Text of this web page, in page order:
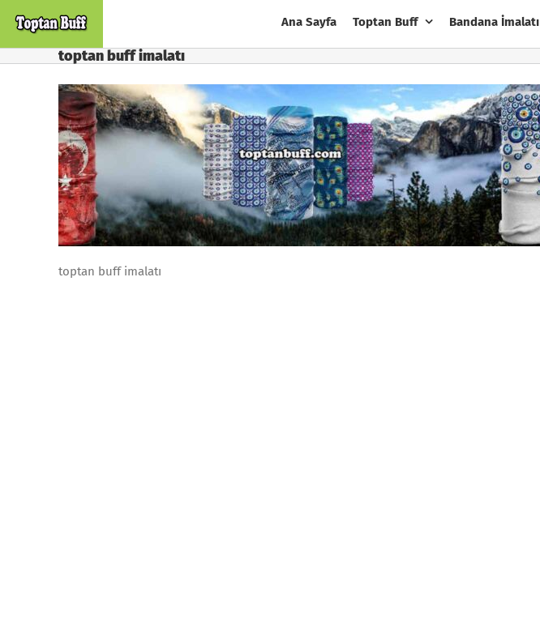
Ana Sayfa Toptan Buff Bandana İmalatı
toptan buff imalatı
toptan buff imalatı